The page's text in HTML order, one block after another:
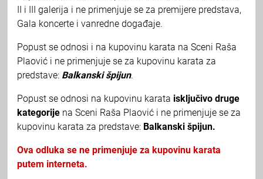
II i III galerija i ne primenjuje se za premijere predstava,
Gala koncerte i vanredne događaje.
Popust se odnosi i na kupovinu karata na Sceni Raša
Plaović i ne primenjuje se za kupovinu karata za
predstave: Balkanski špijun.
Popust se odnosi na kupovinu karata isključivo druge
kategorije na Sceni Raša Plaović i ne primenjuje se za
kupovinu karata za predstave: Balkanski špijun.
Ova odluka se ne primenjuje za kupovinu karata
putem interneta.